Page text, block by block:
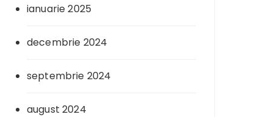
ianuarie 2025
decembrie 2024
septembrie 2024
august 2024